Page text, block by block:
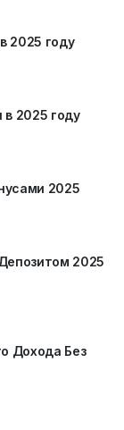
2025 году
в 2025 году
2025
2025
Дохода Без